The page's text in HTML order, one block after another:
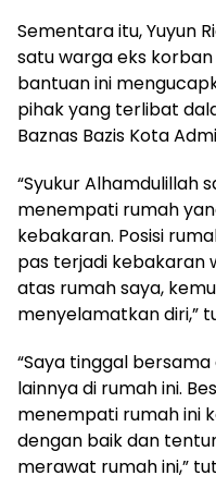
Sementara itu, Yuyun
satu warga eks
bantuan ini
pihak yang terlibat
Baznas Bazis Kota
“Syukur Alhamdulillah
menempati rumah
kebakaran. Posisi
pas terjadi kebakaran
atas rumah saya,
menyelamatkan diri,”
“Saya tinggal
lainnya di rumah ini.
menempati rumah ini
dengan baik dan
merawat rumah ini,”